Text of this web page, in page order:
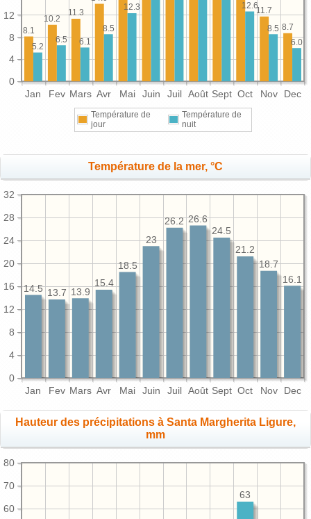
Jan Fev Mars Avr Mai Juin Juil Août Sept Oct Nov Dec
0
4
8
12
8.7
11.7
11.3
10.2
8.1
6.0
8.5
12.6
12.3
8.5
6.1
6.5
5.2
Température de
jour
Température de
nuit
Température de la mer, °C
Jan Fev Mars Avr Mai Juin Juil Août Sept Oct Nov Dec
0
4
8
12
16
20
24
28
32
16.1
18.7
21.2
24.5
26.6
26.2
23
18.5
15.4
13.9
13.7
14.5
Hauteur des précipitations à Santa Margherita Ligure,
mm
60
70
80
63